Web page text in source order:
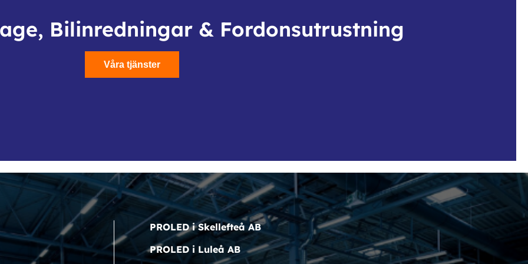
Bilinredningar & Fordonsutrustning
Våra tjänster
PROLED i Skellefteå AB
PROLED i Luleå AB